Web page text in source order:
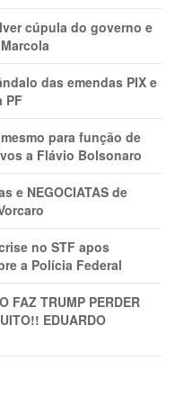
cúpula do governo e
das emendas PIX e
PF
para função de
a Flávio Bolsonaro
e NEGOCIATAS de
no STF apos
a Polícia Federal
FAZ TRUMP PERDER
EDUARDO